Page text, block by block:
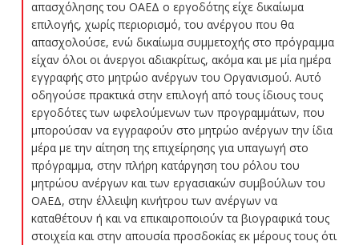
απασχόλησης του ΟΑΕΔ ο εργοδότης είχε δικαίωμα
επιλογής, χωρίς περιορισμό, του ανέργου που θα
απασχολούσε, ενώ δικαίωμα συμμετοχής στο πρόγραμμα
είχαν όλοι οι άνεργοι αδιακρίτως, ακόμα και με μία ημέρα
εγγραφής στο μητρώο ανέργων του Οργανισμού. Αυτό
οδηγούσε πρακτικά στην επιλογή από τους ίδιους τους
εργοδότες των ωφελούμενων των προγραμμάτων, που
μπορούσαν να εγγραφούν στο μητρώο ανέργων την ίδια
μέρα με την αίτηση της επιχείρησης για υπαγωγή στο
πρόγραμμα, στην πλήρη κατάργηση του ρόλου του
μητρώου ανέργων και των εργασιακών συμβούλων του
ΟΑΕΔ, στην έλλειψη κινήτρου των ανέργων να
καταθέτουν ή και να επικαιροποιούν τα βιογραφικά τους
στοιχεία και στην απουσία προσδοκίας εκ μέρους τους ότι